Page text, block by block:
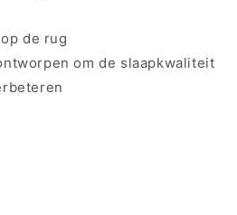
de rug
om de slaapkwaliteit